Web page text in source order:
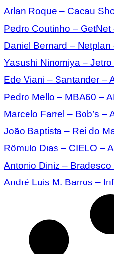
Arlan Roque – Cacau
Pedro Coutinho –
Daniel Bernard –
Yasushi Ninomiya –
Ede Viani – Santander –
Pedro Mello – MBA60 –
Marcelo Farrel – Bob’s –
João Baptista – Rei do
Rômulo Dias – CIELO –
Antonio Diniz –
André Luis M. Barros –